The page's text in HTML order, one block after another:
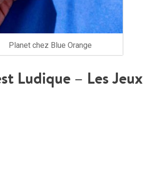
Planet chez Blue Orange
Ludique – Les Jeux